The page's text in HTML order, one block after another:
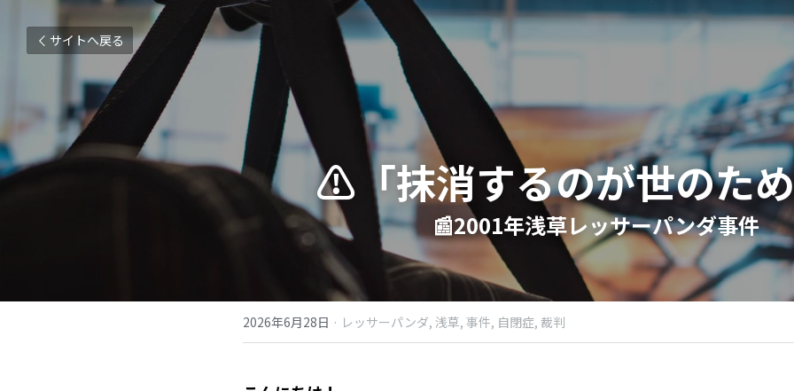
サイトへ戻る
⚠️「抹消するのが世のた
📰2001年浅草レッサーパンダ事件​
2026年6月28日 · レッサーパンダ, 浅草, 事件, 自閉症, 裁判